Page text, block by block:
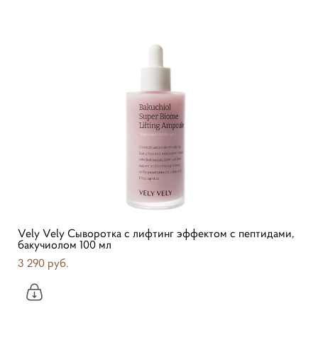
Vely Vely Сыворотка с лифтинг эффектом с пептидами,
бакучиолом 100 мл
3 290 pуб.